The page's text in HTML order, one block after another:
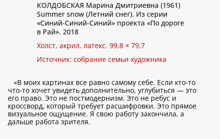
КОЛДОБСКАЯ Марина Дмитриевна (1961)
Summer snow (Летний снег). Из серии
«Синий-Синий-Синий» проекта «По дороге
в Рай». 2018
Холст, акрил, латекс. 99,8 × 79,7
Источник: собрание семьи художника
«В моих картинах все равно самому себе. Если кто-то
что-то хочет увидеть дополнительно, углубиться — это
его право. Это не постмодернизм. Это не ребус и
кроссворд, который требует расшифровки. Это прямое
визуальное ощущение. Я свою работу закончила, а
дальше работа зрителя.